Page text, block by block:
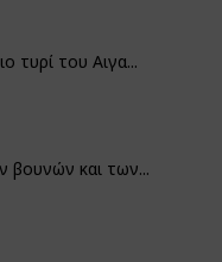
τυρί του Αιγα...
βουνών και των...